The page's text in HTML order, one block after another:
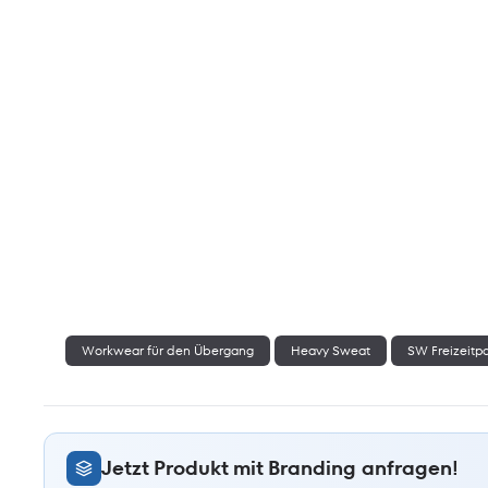
Workwear für den Übergang Heavy Sweat SW
Jetzt Produkt mit Branding anfragen!